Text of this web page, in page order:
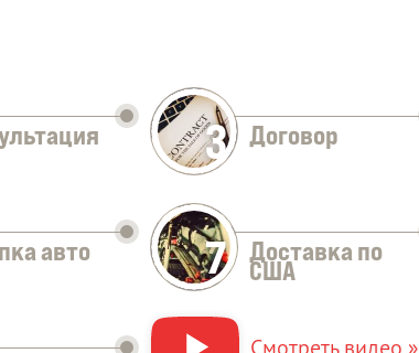
3 Договор
авто 7 Доставка по
США
Смотреть видео »